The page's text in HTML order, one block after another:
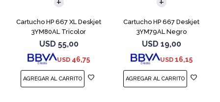
Cartucho HP 667 XL Deskjet
3YM80AL Tricolor
USD 55,00
USD 46,75
Cartucho HP 667 Deskjet
3YM79AL Negro
USD 19,00
USD 16,15